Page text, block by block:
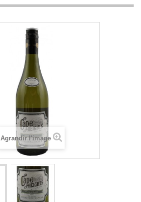
Agrandir l'image